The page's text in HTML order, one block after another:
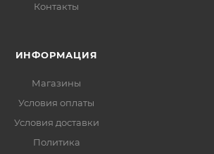
Контакты
ИНФОРМАЦИЯ
Магазины
Условия оплаты
Условия доставки
Политика